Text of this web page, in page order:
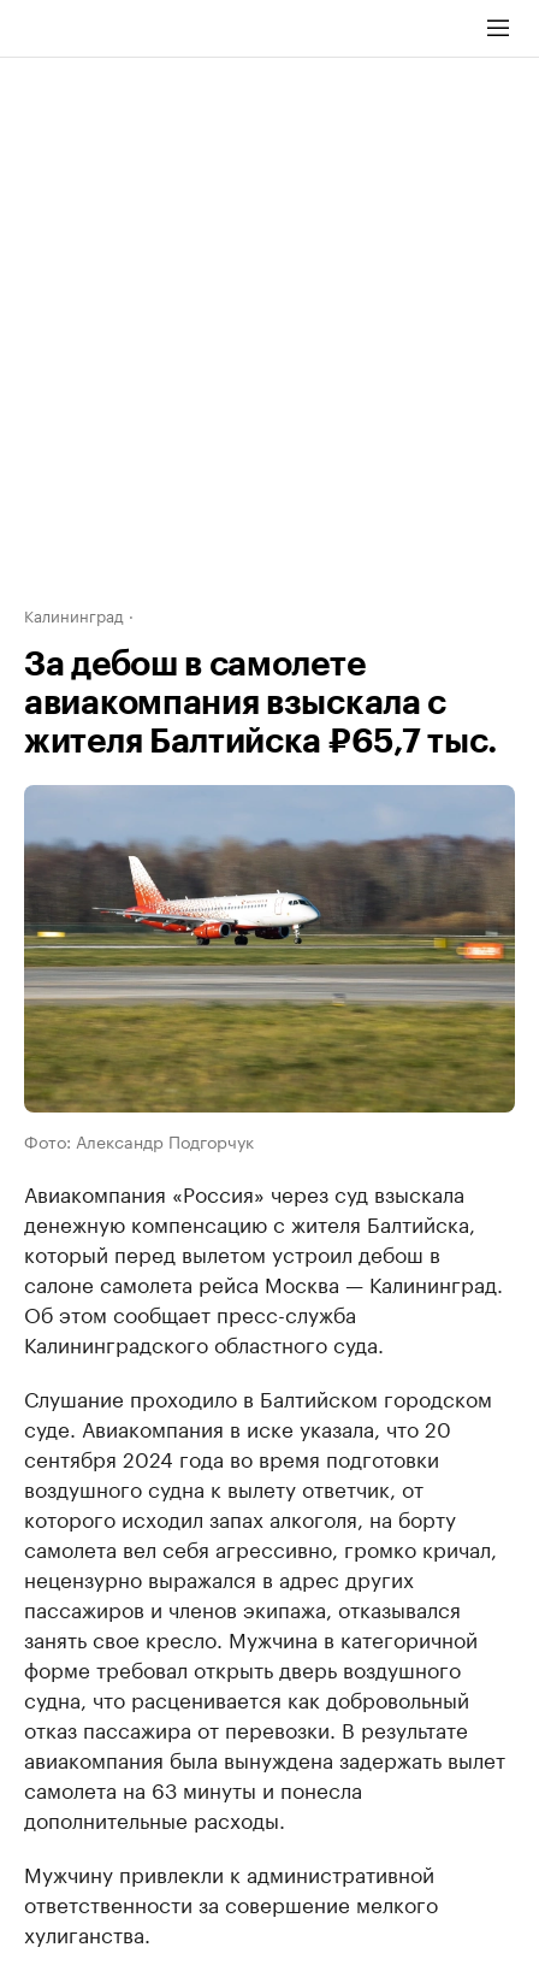
Калининград
За дебош в самолете
авиакомпания взыскала с
жителя Балтийска ₽65,7 тыс.
Фото: Александр Подгорчук
Авиакомпания «Россия» через суд взыскала
денежную компенсацию с жителя Балтийска,
который перед вылетом устроил дебош в
салоне самолета рейса Москва — Калининград.
Об этом сообщает пресс-служба
Калининградского областного суда.
Слушание проходило в Балтийском городском
суде. Авиакомпания в иске указала, что 20
сентября 2024 года во время подготовки
воздушного судна к вылету ответчик, от
которого исходил запах алкоголя, на борту
самолета вел себя агрессивно, громко кричал,
нецензурно выражался в адрес других
пассажиров и членов экипажа, отказывался
занять свое кресло. Мужчина в категоричной
форме требовал открыть дверь воздушного
судна, что расценивается как добровольный
отказ пассажира от перевозки. В результате
авиакомпания была вынуждена задержать вылет
самолета на 63 минуты и понесла
дополнительные расходы.
Мужчину привлекли к административной
ответственности за совершение мелкого
хулиганства.